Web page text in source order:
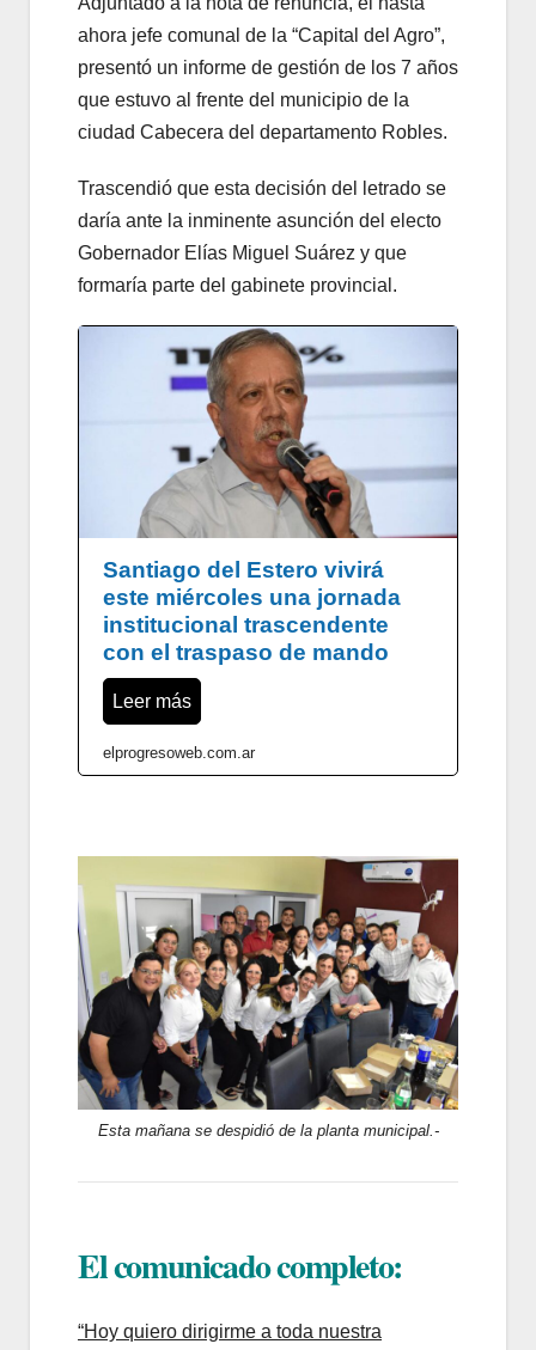
ahora jefe comunal de la “Capital del Agro”,
presentó un informe de gestión de los 7 años
que estuvo al frente del municipio de la
ciudad Cabecera del departamento Robles.
Trascendió que esta decisión del letrado se
daría ante la inminente asunción del electo
Gobernador Elías Miguel Suárez y que
formaría parte del gabinete provincial.
Santiago del Estero vivirá
este miércoles una jornada
institucional trascendente
con el traspaso de mando
Leer más
elprogresoweb.com.ar
Esta mañana se despidió de la planta municipal.-
El comunicado completo:
“Hoy quiero dirigirme a toda nuestra